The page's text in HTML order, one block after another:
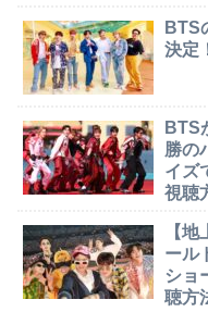
BTS
決定
BTS
勝の
イズ
視聴
【
ール
ショ
聴方